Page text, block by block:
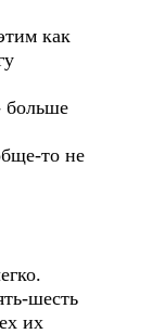
как
больше
то не
шесть
их